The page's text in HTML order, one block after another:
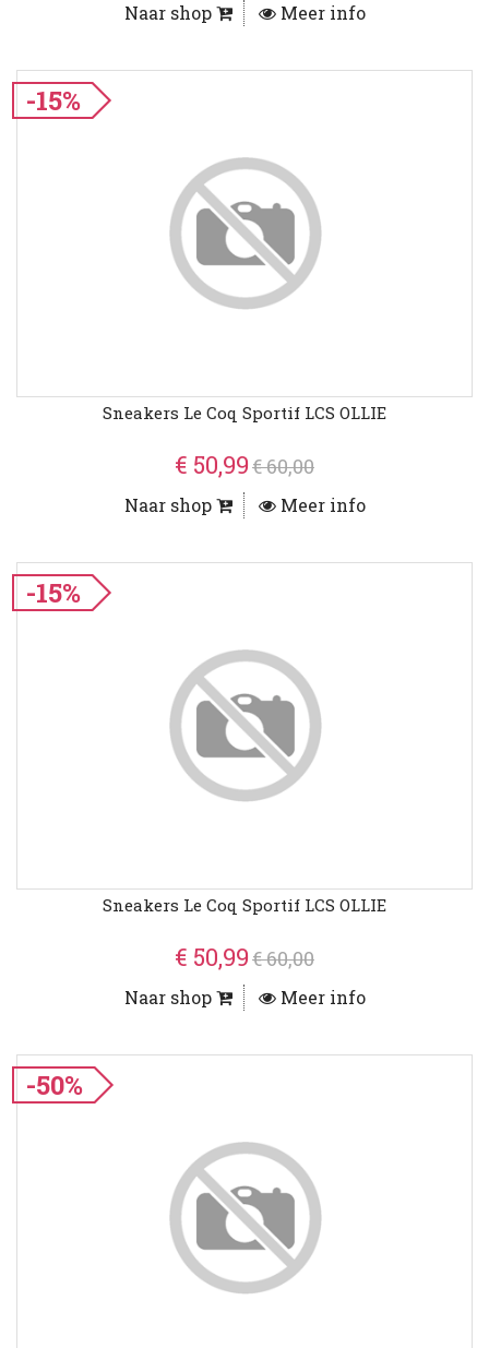
Naar shop Meer info
-15%
Sneakers Le Coq Sportif LCS OLLIE
€ 50,99€ 60,00
Naar shop Meer info
-15%
Sneakers Le Coq Sportif LCS OLLIE
€ 50,99€ 60,00
Naar shop Meer info
-50%